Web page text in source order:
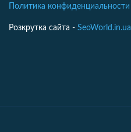
Политика конфиденциальности
Розкрутка сайта - SeoWorld.in.ua